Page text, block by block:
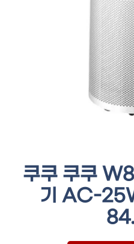
쿠쿠 쿠쿠
기 AC-